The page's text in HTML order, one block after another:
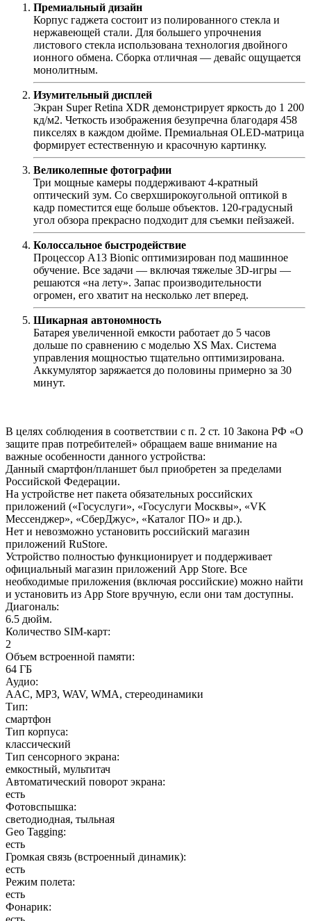
Премиальный дизайн
Корпус гаджета состоит из полированного стекла и
нержавеющей стали. Для большего упрочнения
листового стекла использована технология двойного
ионного обмена. Сборка отличная — девайс ощущается
монолитным.
Изумительный дисплей
Экран Super Retina XDR демонстрирует яркость до 1 200
кд/ м2. Четкость изображения безупречна благодаря 458
пикселях в каждом дюйме. Премиальная OLED-матрица
формирует естественную и красочную картинку.
Великолепные фотографии
Три мощные камеры поддерживают 4-кратный
оптический зум. Со сверхширокоугольной оптикой в
кадр поместится еще больше объектов. 120-градусный
угол обзора прекрасно подходит для съемки пейзажей.
Колоссальное быстродействие
Процессор A13 Bionic оптимизирован под машинное
обучение. Все задачи — включая тяжелые 3D-игры —
решаются «на лету». Запас производительности
огромен, его хватит на несколько лет вперед.
Шикарная автономность
Батарея увеличенной емкости работает до 5 часов
дольше по сравнению с моделью XS Max. Система
управления мощностью тщательно оптимизирована.
Аккумулятор заряжается до половины примерно за 30
минут.
В целях соблюдения в соответствии с п. 2 ст. 10 Закона РФ «О
защите прав потребителей» обращаем ваше внимание на
важные особенности данного устройства:
Данный смартфон/планшет был приобретен за пределами
Российской Федерации.
На устройстве нет пакета обязательных российских
приложений («Госуслуги», «Госуслуги Москвы», «VK
Мессенджер», «СберДжус», «Каталог ПО» и др.).
Нет и невозможно установить российский магазин
приложений RuStore.
Устройство полностью функционирует и поддерживает
официальный магазин приложений App Store. Все
необходимые приложения (включая российские) можно найти
и установить из App Store вручную, если они там доступны.
Диагональ:
6.5 дюйм.
Количество SIM-карт:
2
Объем встроенной памяти:
64 ГБ
Аудио:
AAC, MP3, WAV, WMA, стереодинамики
Тип:
смартфон
Тип корпуса:
классический
Тип сенсорного экрана:
емкостный, мультитач
Автоматический поворот экрана:
есть
Фотовспышка:
светодиодная, тыльная
Geo Tagging:
есть
Громкая связь (встроенный динамик):
есть
Режим полета:
есть
Фонарик: